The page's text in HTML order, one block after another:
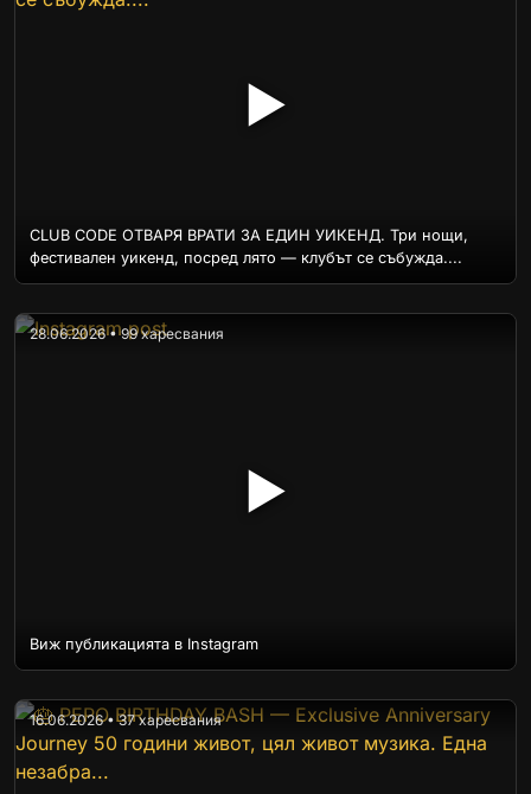
▶
CLUB CODE ОТВАРЯ ВРАТИ ЗА ЕДИН УИКЕНД. Три нощи,
фестивален уикенд, посред лято — клубът се събужда....
▶
28.06.2026 • 99 харесвания
Виж публикацията в Instagram
16.06.2026 • 37 харесвания